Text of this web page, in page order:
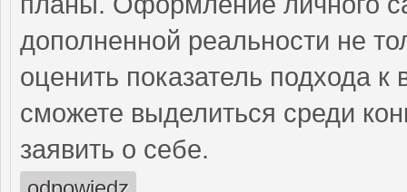
дополненной реальности не
оценить показатель подхода
сможете выделиться среди
заявить о себе.